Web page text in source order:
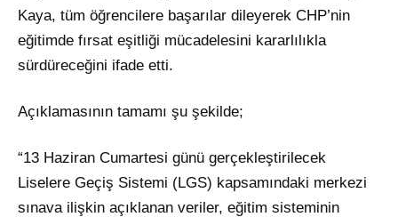
Kaya, tüm öğrencilere başarılar dileyerek CHP’nin
eğitimde fırsat eşitliği mücadelesini kararlılıkla
sürdüreceğini ifade etti.
Açıklamasının tamamı şu şekilde;
“13 Haziran Cumartesi günü gerçekleştirilecek
Liselere Geçiş Sistemi (LGS) kapsamındaki merkezi
sınava ilişkin açıklanan veriler, eğitim sisteminin